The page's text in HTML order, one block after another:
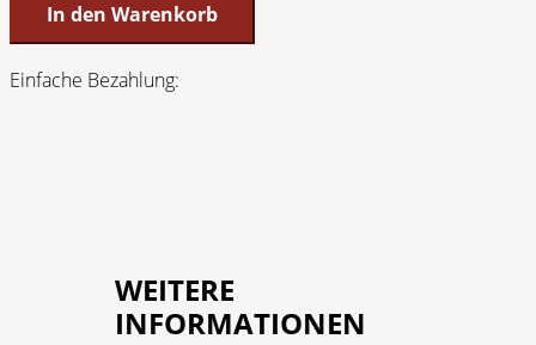
In den Warenkorb
Einfache Bezahlung:
WEITERE
INFORMATIONEN